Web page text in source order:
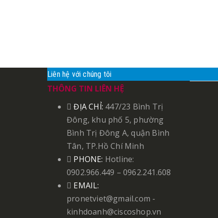
Liên hệ với chúng tôi
THÔNG TIN LIÊN HỆ
ĐỊA CHỈ: 447/23 Bình Trị
Đông, khu phố 5, phường
Bình Trị Đông A, quận Bình
Tân, TP.Hồ Chí Minh
PHONE: Hotline:
0902.966.449 – 0962.241.608
EMAIL:
pronetviet@gmail.com -
kinhdoanh@ciscoshop.vn